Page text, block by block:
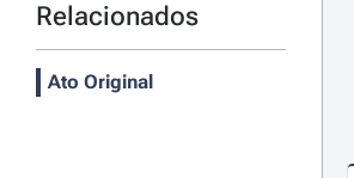
Relacionados
Ato Original